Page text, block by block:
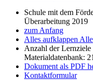
Schule mit dem
Überarbeitung 2019
zum Anfang
Alles aufklappen
Anzahl der
Materialdatenbank: 21
Dokument als PDF
Kontaktformular